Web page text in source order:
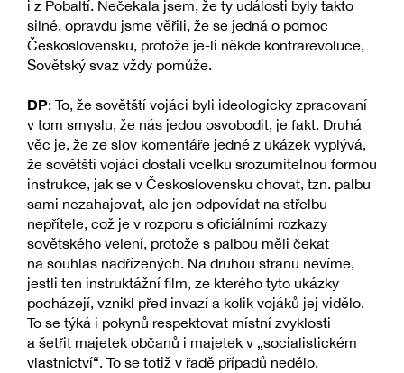
i z Pobaltí. Nečekala jsem, že ty události byly takto
silné, opravdu jsme věřili, že se jedná o pomoc
Československu, protože je-li někde kontrarevoluce,
Sovětský svaz vždy pomůže.
DP: To, že sovětští vojáci byli ideologicky zpracovaní
v tom smyslu, že nás jedou osvobodit, je fakt. Druhá
věc je, že ze slov komentáře jedné z ukázek vyplývá,
že sovětští vojáci dostali vcelku srozumitelnou formou
instrukce, jak se v Československu chovat, tzn. palbu
sami nezahajovat, ale jen odpovídat na střelbu
nepřítele, což je v rozporu s oficiálními rozkazy
sovětského velení, protože s palbou měli čekat
na souhlas nadřízených. Na druhou stranu nevíme,
jestli ten instruktážní film, ze kterého tyto ukázky
pocházejí, vznikl před invazí a kolik vojáků jej vidělo.
To se týká i pokynů respektovat místní zvyklosti
a šetřit majetek občanů i majetek v „socialistickém
vlastnictví“. To se totiž v řadě případů nedělo.